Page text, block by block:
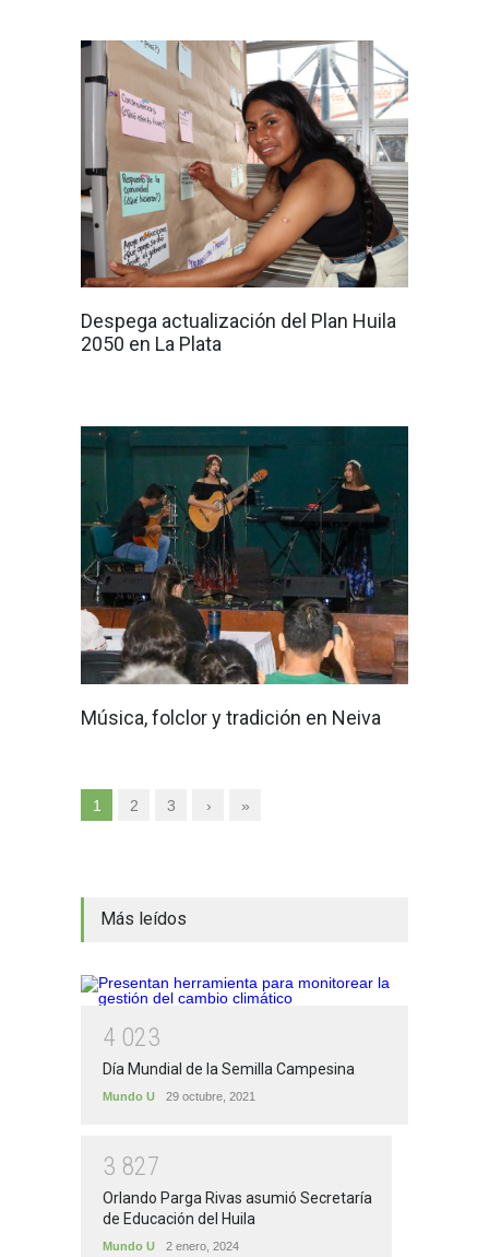
Despega actualización del Plan Huila
2050 en La Plata
Música, folclor y tradición en Neiva
1 2 3 › »
Más leídos
4 023
Día Mundial de la Semilla Campesina
Mundo U 29 octubre, 2021
3 827
Orlando Parga Rivas asumió Secretaría
de Educación del Huila
Mundo U 2 enero, 2024